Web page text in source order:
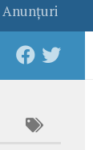
Anunţuri